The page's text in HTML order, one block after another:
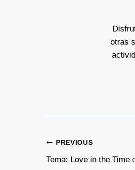
otras
Post
Navigation
PREVIOUS
Tema: Love in the Time